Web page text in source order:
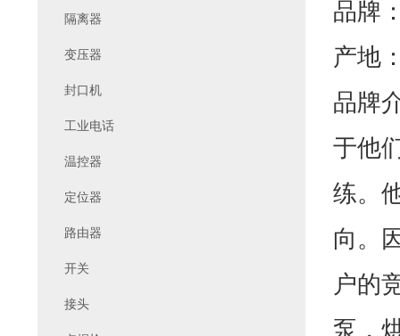
品牌
产地
品牌
于他
练。
向。
户的
泵，
隔离器
变压器
封口机
工业电话
温控器
定位器
路由器
开关
接头